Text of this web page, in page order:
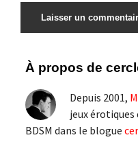
Barre
latérale
principale
À propos de
Depuis 2001,
jeux
BDSM dans le blogue